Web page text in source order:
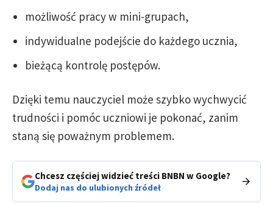
możliwość pracy w mini-grupach,
indywidualne podejście do każdego ucznia,
bieżącą kontrolę postępów.
Dzięki temu nauczyciel może szybko wychwycić
trudności i pomóc uczniowi je pokonać, zanim
staną się poważnym problemem.
Chcesz częściej widzieć treści BNBN w Google?
Dodaj nas do ulubionych źródeł